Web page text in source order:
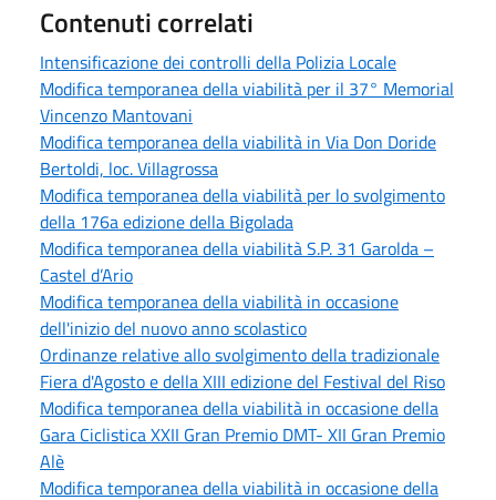
Contenuti correlati
Intensificazione dei controlli della Polizia Locale
Modifica temporanea della viabilità per il 37° Memorial
Vincenzo Mantovani
Modifica temporanea della viabilità in Via Don Doride
Bertoldi, loc. Villagrossa
Modifica temporanea della viabilità per lo svolgimento
della 176a edizione della Bigolada
Modifica temporanea della viabilità S.P. 31 Garolda –
Castel d’Ario
Modifica temporanea della viabilità in occasione
dell'inizio del nuovo anno scolastico
Ordinanze relative allo svolgimento della tradizionale
Fiera d'Agosto e della XIII edizione del Festival del Riso
Modifica temporanea della viabilità in occasione della
Gara Ciclistica XXII Gran Premio DMT- XII Gran Premio
Alè
Modifica temporanea della viabilità in occasione della